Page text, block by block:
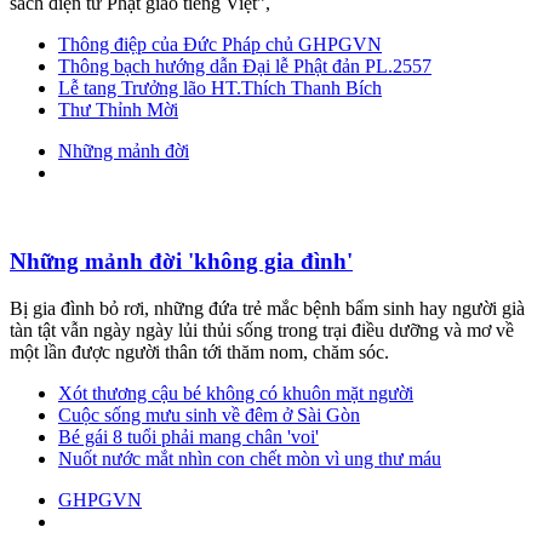
Thông điệp của Đức Pháp chủ GHPGVN
Thông bạch hướng dẫn Đại lễ Phật đản PL.2557
Lễ tang Trưởng lão HT.Thích Thanh Bích
Thư Thỉnh Mời
Những mảnh đời
Những mảnh đời 'không gia đình'
Bị gia đình bỏ rơi, những đứa trẻ mắc bệnh bẩm sinh hay người già
tàn tật vẫn ngày ngày lủi thủi sống trong trại điều dưỡng và mơ về
một lần được người thân tới thăm nom, chăm sóc.
Xót thương cậu bé không có khuôn mặt người
Cuộc sống mưu sinh về đêm ở Sài Gòn
Bé gái 8 tuổi phải mang chân 'voi'
Nuốt nước mắt nhìn con chết mòn vì ung thư máu
GHPGVN